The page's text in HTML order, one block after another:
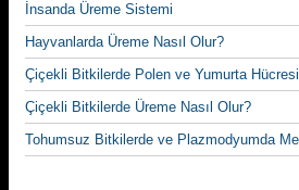
İnsanda Üreme Sistemi
Hayvanlarda Üreme Nasıl Olur?
Çiçekli Bitkilerde Polen ve Yumurta
Çiçekli Bitkilerde Üreme Nasıl Olur?
Tohumsuz Bitkilerde ve Plazmodyumda